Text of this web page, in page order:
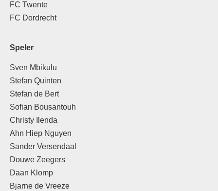
FC Twente
FC Dordrecht
Speler
Sven Mbikulu
Stefan Quinten
Stefan de Bert
Sofian Bousantouh
Christy Ilenda
Ahn Hiep Nguyen
Sander Versendaal
Douwe Zeegers
Daan Klomp
Bjarne de Vreeze